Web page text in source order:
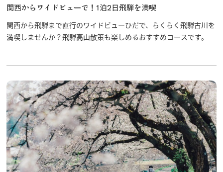
関西からワイドビューで！1泊2日飛騨を満喫
関西から飛騨まで直行のワイドビューひだで、らくらく飛騨古川を
満喫しませんか？飛騨高山散策も楽しめるおすすめコースです。